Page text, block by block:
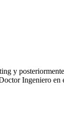
y
Ingeniero